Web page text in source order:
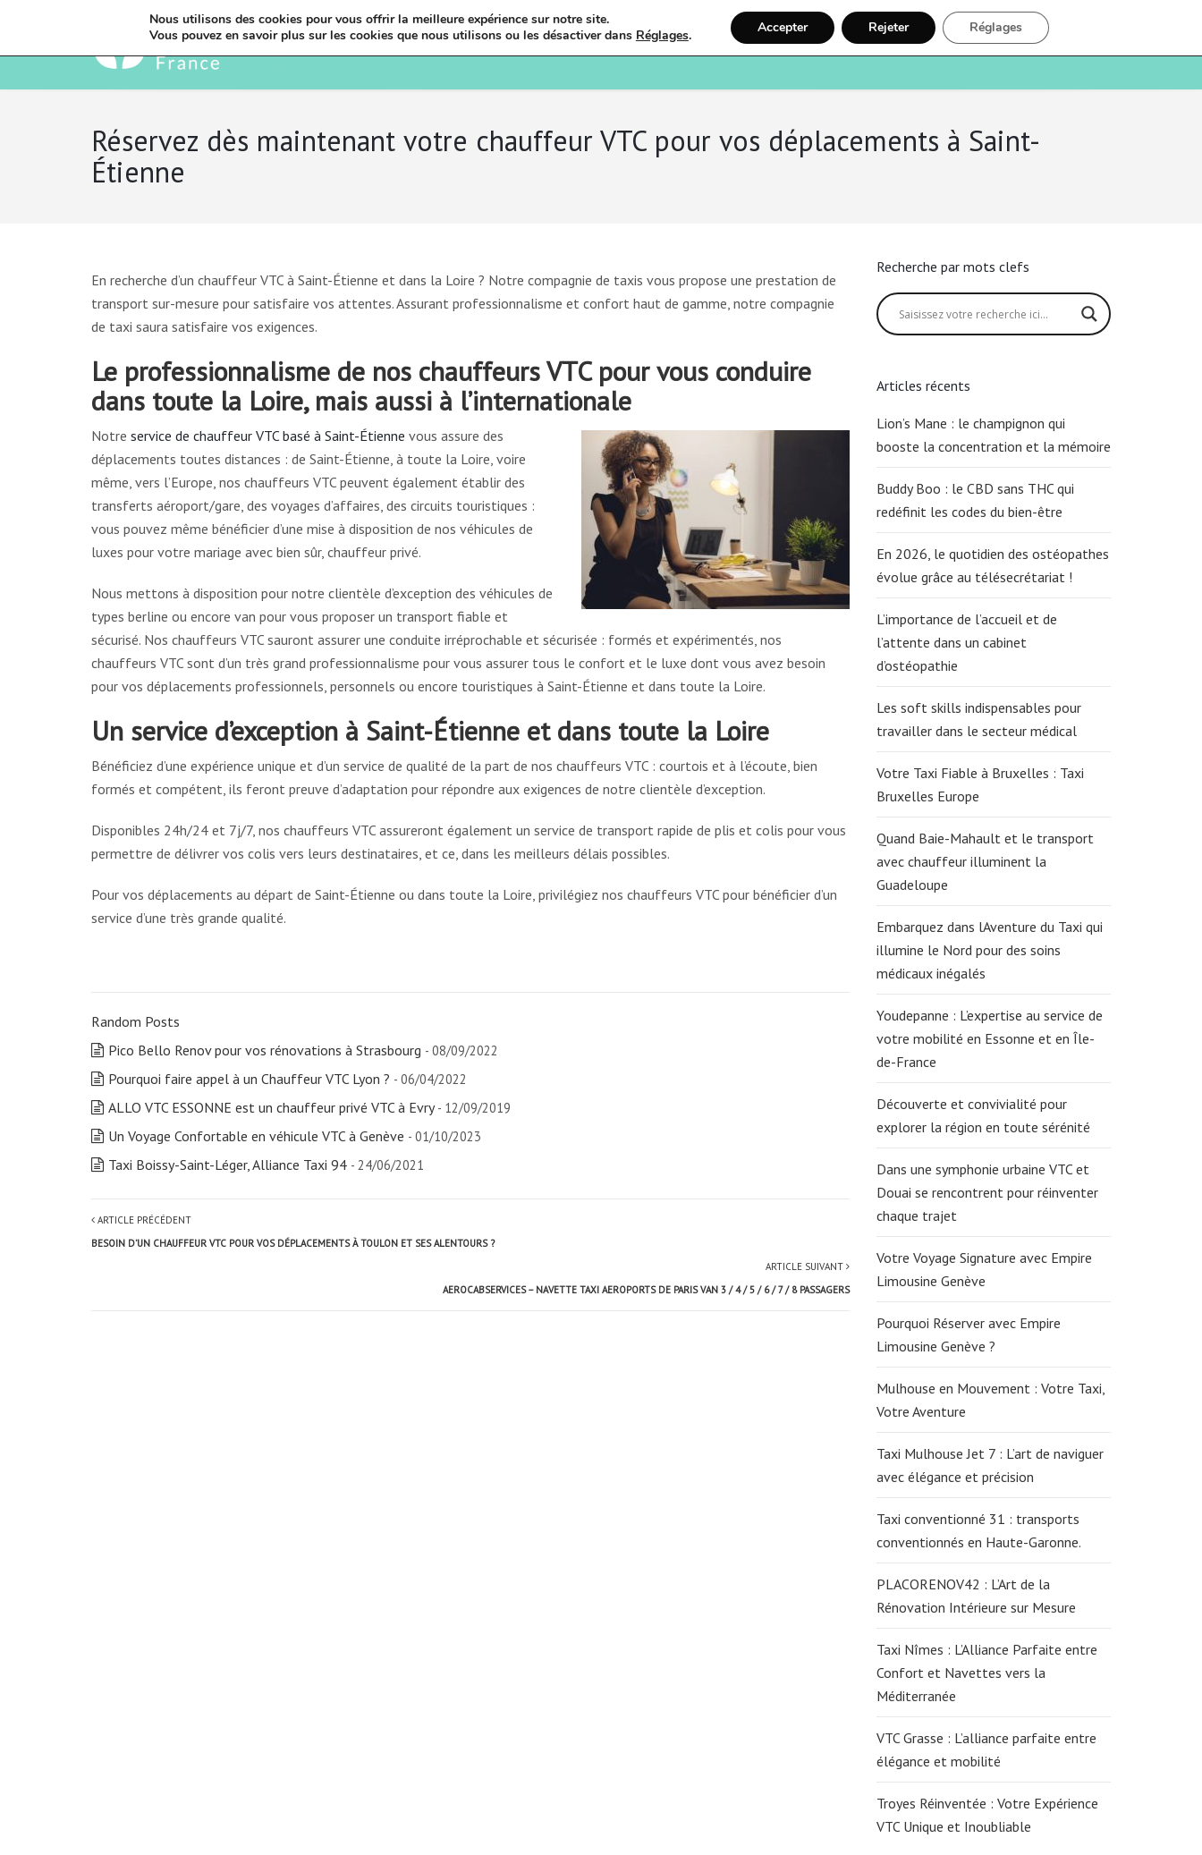
Bienvenue Ostéopathie Santé Recherche Inscription
Réservez dès maintenant votre chauffeur VTC pour vos déplacements à Saint-
Étienne
En recherche d’un chauffeur VTC à Saint-Étienne et dans la Loire ? Notre compagnie de taxis vous propose une prestation de
transport sur-mesure pour satisfaire vos attentes. Assurant professionnalisme et confort haut de gamme, notre compagnie
de taxi saura satisfaire vos exigences.
Le professionnalisme de nos chauffeurs VTC pour vous conduire
dans toute la Loire, mais aussi à l’internationale
Notre service de chauffeur VTC basé à Saint-Étienne vous assure des
déplacements toutes distances : de Saint-Étienne, à toute la Loire, voire
même, vers l’Europe, nos chauffeurs VTC peuvent également établir des
transferts aéroport/gare, des voyages d’affaires, des circuits touristiques :
vous pouvez même bénéficier d’une mise à disposition de nos véhicules de
luxes pour votre mariage avec bien sûr, chauffeur privé.
Nous mettons à disposition pour notre clientèle d’exception des véhicules de
types berline ou encore van pour vous proposer un transport fiable et
sécurisé. Nos chauffeurs VTC sauront assurer une conduite irréprochable et sécurisée : formés et expérimentés, nos
chauffeurs VTC sont d’un très grand professionnalisme pour vous assurer tous le confort et le luxe dont vous avez besoin
pour vos déplacements professionnels, personnels ou encore touristiques à Saint-Étienne et dans toute la Loire.
Un service d’exception à Saint-Étienne et dans toute la Loire
Bénéficiez d’une expérience unique et d’un service de qualité de la part de nos chauffeurs VTC : courtois et à l’écoute, bien
formés et compétent, ils feront preuve d’adaptation pour répondre aux exigences de notre clientèle d’exception.
Disponibles 24h/24 et 7j/7, nos chauffeurs VTC assureront également un service de transport rapide de plis et colis pour vous
permettre de délivrer vos colis vers leurs destinataires, et ce, dans les meilleurs délais possibles.
Pour vos déplacements au départ de Saint-Étienne ou dans toute la Loire, privilégiez nos chauffeurs VTC pour bénéficier d’un
service d’une très grande qualité.
Random Posts
Pico Bello Renov pour vos rénovations à Strasbourg - 08/09/2022
Pourquoi faire appel à un Chauffeur VTC Lyon ? - 06/04/2022
ALLO VTC ESSONNE est un chauffeur privé VTC à Evry - 12/09/2019
Un Voyage Confortable en véhicule VTC à Genève - 01/10/2023
Taxi Boissy-Saint-Léger, Alliance Taxi 94 - 24/06/2021
ARTICLE PRÉCÉDENT
BESOIN D’UN CHAUFFEUR VTC POUR VOS DÉPLACEMENTS À TOULON ET SES ALENTOURS ?
ARTICLE SUIVANT
AEROCABSERVICES – NAVETTE TAXI AEROPORTS DE PARIS VAN 3 / 4 / 5 / 6 / 7 / 8 PASSAGERS
Recherche par mots clefs
Articles récents
Lion’s Mane : le champignon qui
booste la concentration et la mémoire
Buddy Boo : le CBD sans THC qui
redéfinit les codes du bien-être
En 2026, le quotidien des ostéopathes
évolue grâce au télésecrétariat !
L’importance de l’accueil et de
l’attente dans un cabinet
d’ostéopathie
Les soft skills indispensables pour
travailler dans le secteur médical
Votre Taxi Fiable à Bruxelles : Taxi
Bruxelles Europe
Quand Baie-Mahault et le transport
avec chauffeur illuminent la
Guadeloupe
Embarquez dans lAventure du Taxi qui
illumine le Nord pour des soins
médicaux inégalés
Youdepanne : L’expertise au service de
votre mobilité en Essonne et en Île-
de-France
Découverte et convivialité pour
explorer la région en toute sérénité
Dans une symphonie urbaine VTC et
Douai se rencontrent pour réinventer
chaque trajet
Votre Voyage Signature avec Empire
Limousine Genève
Pourquoi Réserver avec Empire
Limousine Genève ?
Mulhouse en Mouvement : Votre Taxi,
Votre Aventure
Taxi Mulhouse Jet 7 : L’art de naviguer
avec élégance et précision
Taxi conventionné 31 : transports
conventionnés en Haute-Garonne.
PLACORENOV42 : L’Art de la
Rénovation Intérieure sur Mesure
Taxi Nîmes : L’Alliance Parfaite entre
Confort et Navettes vers la
Méditerranée
VTC Grasse : L’alliance parfaite entre
élégance et mobilité
Troyes Réinventée : Votre Expérience
VTC Unique et Inoubliable
Nous utilisons des cookies pour vous offrir la meilleure expérience sur notre site.
Vous pouvez en savoir plus sur les cookies que nous utilisons ou les désactiver dans Réglages. Accepter Rejeter Réglages